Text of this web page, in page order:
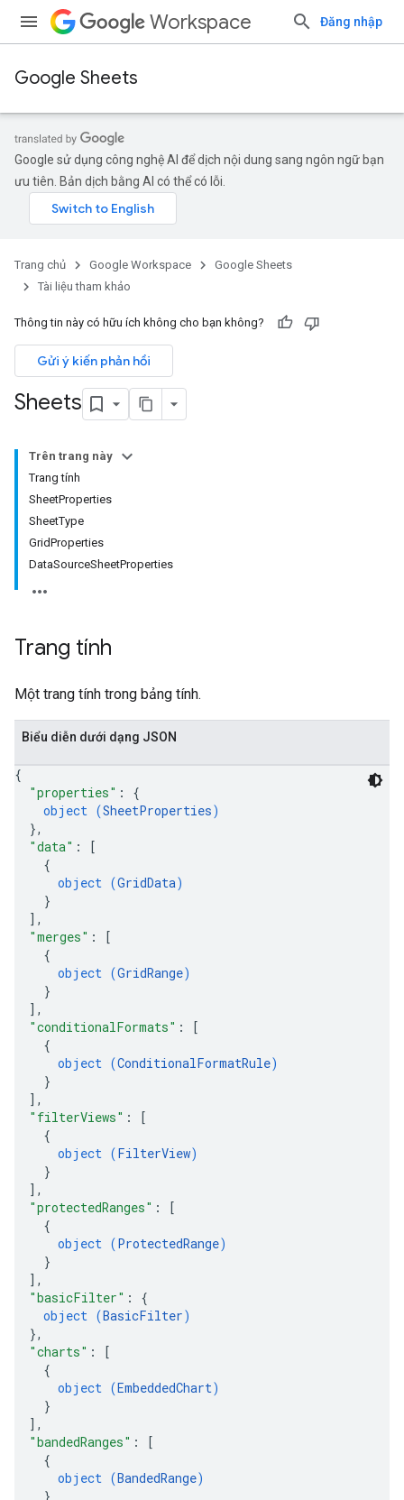
Workspace Đăng nhập
Google Sheets
Google sử dụng công nghệ AI để dịch nội dung sang ngôn ngữ bạn
ưu tiên. Bản dịch bằng AI có thể có lỗi.
Trang chủ Google Workspace
Google Sheets
Tài liệu tham khảo
Thông tin này có hữu ích không cho bạn không?
Gửi ý kiến phản hồi
Sheets
Trên trang này
Trang tính
SheetProperties
SheetType
GridProperties
DataSourceSheetProperties
Trang tính
Một trang tính trong bảng tính.
Biểu diễn dưới dạng JSON
{
"properties" : {
object (SheetProperties)
},
"data" :
[
{
object (GridData)
}
] ,
"merges" :
[
{
object (GridRange)
}
] ,
"conditionalFormats" :
[
{
object (ConditionalFormatRule)
}
] ,
"filterViews" :
[
{
object (FilterView)
}
] ,
"protectedRanges" :
[
{
object (ProtectedRange)
}
] ,
"basicFilter" : {
object (BasicFilter)
},
"charts" :
[
{
object (EmbeddedChart)
}
] ,
"bandedRanges" :
[
{
object (BandedRange)
}